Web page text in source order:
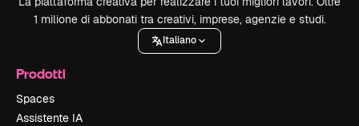
1 milione di abbonati tra creativi, imprese, agenzie e studi.
Italiano
Prodotti
Spaces
Assistente IA